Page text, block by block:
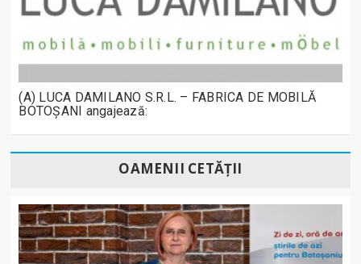
(A) LUCA DAMILANO S.R.L. – FABRICA DE MOBILĂ
BOTOȘANI angajează:
OAMENII CETĂȚII